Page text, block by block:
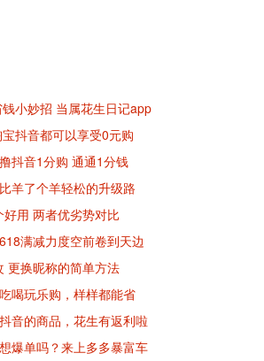
小妙招 当属花生日记app
抖音都可以享受0元购
抖音1分购 通通1分钱
羊了个羊轻松的升级路
用 两者优劣势对比
满减力度空前卷到天边
更换昵称的简单方法
喝玩乐购，样样都能省
音的商品，花生有返利啦
爆单吗？来上多多暴富车